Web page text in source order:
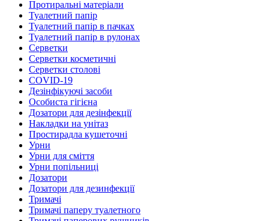
Протиральні матеріали
Туалетний папір
Туалетний папір в пачках
Туалетний папір в рулонах
Серветки
Серветки косметичні
Серветки столові
COVID-19
Дезінфікуючі засоби
Особиста гігієна
Дозатори для дезінфекції
Накладки на унітаз
Простирадла кушеточні
Урни
Урни для сміття
Урни попільниці
Дозатори
Дозатори для дезинфекції
Тримачі
Тримачі паперу туалетного